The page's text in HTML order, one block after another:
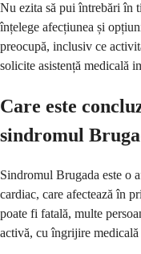
Nu ezita să pui întrebări în
înțelege afecțiunea și
preocupă, inclusiv ce
solicite asistență medicală
Care este
sindromul
Sindromul Brugada este o
cardiac, care afectează în
poate fi fatală, multe
activă, cu îngrijire